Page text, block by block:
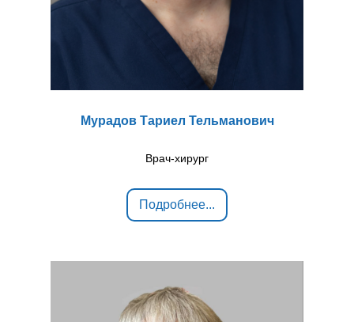
Мурадов Тариел Тельманович
Врач-хирург
Подробнее...